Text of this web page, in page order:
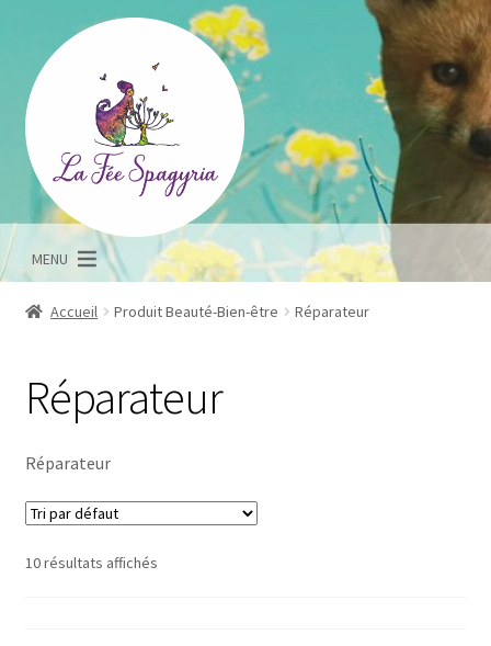
la
navigation
contenu
MENU
Accueil Produit Beauté-Bien-être Réparateur
Réparateur
Réparateur
10 résultats affichés